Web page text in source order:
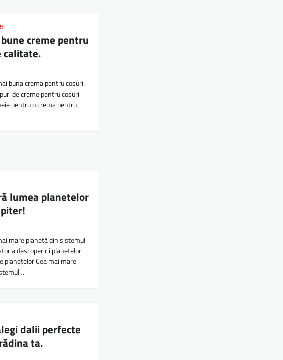
creme pentru
calitate.
buna crema pentru cosuri:
de creme pentru cosuri
pentru o crema pentru
lumea planetelor
mare planetă din sistemul
descoperirii planetelor
planetelor Cea mai mare
dalii perfecte
ta.